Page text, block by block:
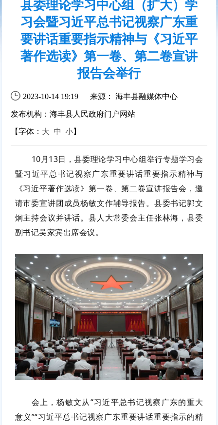
县委理论学习中心组（扩大）学
习会暨习近平总书记视察广东重
要讲话重要指示精神与《习近平
著作选读》第一卷、第二卷宣讲
报告会举行
2023-10-14 19:19 来源： 海丰县融媒体中心
发布机构：海丰县人民政府门户网站
【字体： 大 中 小】
10月13日，县委理论学习中心组举行专题学习会
暨习近平总书记视察广东重要讲话重要指示精神与
《习近平著作选读》第一卷、第二卷宣讲报告会，邀
请市委宣讲团成员杨敏文作辅导报告。县委书记郭文
炯主持会议并讲话。县人大常委会主任张林海，县委
副书记吴家宾出席会议。
会上，杨敏文从“习近平总书记视察广东的重大
意义”“习近平总书记视察广东重要讲话重要指示的精